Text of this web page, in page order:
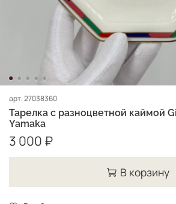
арт.27038360
Тарелка с разноцветной каймой
Yamaka
3 000 ₽
В корзину